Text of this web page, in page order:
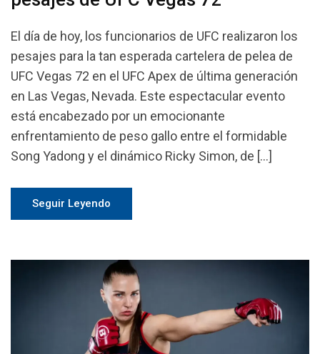
El día de hoy, los funcionarios de UFC realizaron los
pesajes para la tan esperada cartelera de pelea de
UFC Vegas 72 en el UFC Apex de última generación
en Las Vegas, Nevada. Este espectacular evento
está encabezado por un emocionante
enfrentamiento de peso gallo entre el formidable
Song Yadong y el dinámico Ricky Simon, de […]
Seguir Leyendo